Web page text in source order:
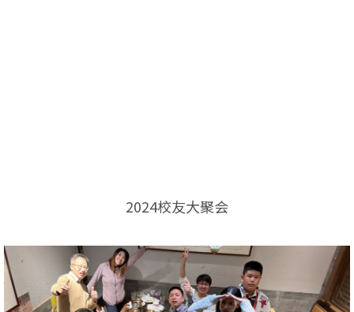
2024校友大聚会